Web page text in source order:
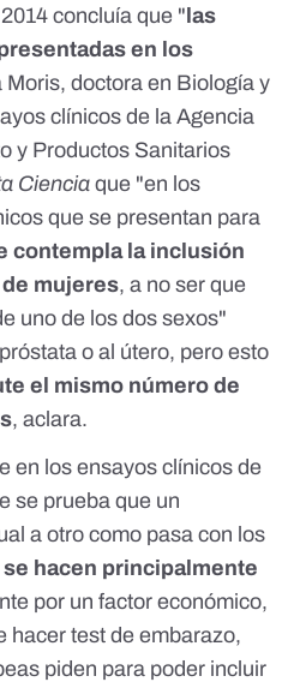
concluía que "las
en los
Moris, doctora en Biología y
clínicos de la Agencia
y Productos Sanitarios
Ciencia que "en los
que se presentan para
contempla la inclusión
mujeres, a no ser que
uno de los dos sexos"
o al útero, pero esto
el mismo número de
, aclara.
en los ensayos clínicos de
se prueba que un
a otro como pasa con los
se hacen principalmente
por un factor económico,
hacer test de embarazo,
piden para poder incluir